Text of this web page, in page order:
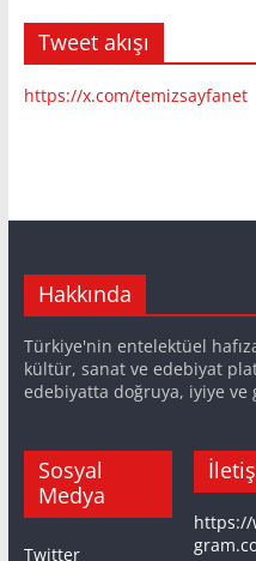
Tweet akışı
https://x.com/temizsayfanet
Hakkında
Türkiye'nin entelektüel
kültür, sanat ve edebiyat
edebiyatta doğruya, iyiye ve
Sosyal
Medya
Twitter
https://